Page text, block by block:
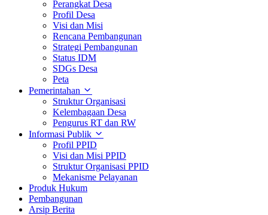
Perangkat Desa
Profil Desa
Visi dan Misi
Rencana Pembangunan
Strategi Pembangunan
Status IDM
SDGs Desa
Peta
Pemerintahan
Struktur Organisasi
Kelembagaan Desa
Pengurus RT dan RW
Informasi Publik
Profil PPID
Visi dan Misi PPID
Struktur Organisasi PPID
Mekanisme Pelayanan
Produk Hukum
Pembangunan
Arsip Berita